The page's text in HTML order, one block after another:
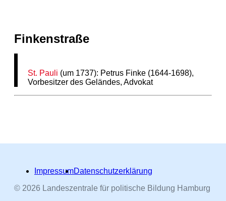
Finkenstraße
St. Pauli (um 1737): Petrus Finke (1644-1698),
Vorbesitzer des Geländes, Advokat
ImpressumDatenschutzerklärung
© 2026 Landeszentrale für politische Bildung Hamburg